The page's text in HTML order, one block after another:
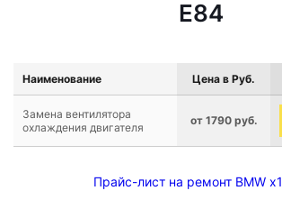
E84
Наименование Цена в Руб.
Замена вентилятора
охлаждения двигателя
от 1790 руб.
Прайс-лист на ремонт BMW